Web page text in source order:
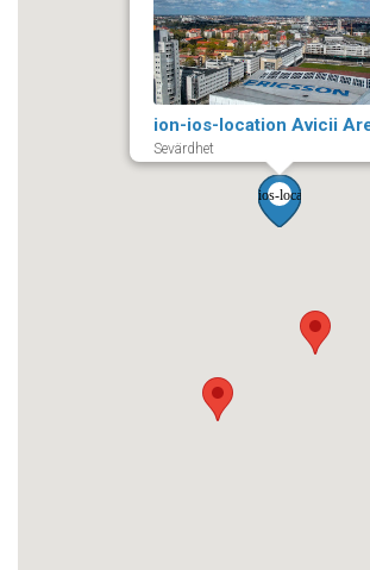
ion-ios-location Avicii
Sevärdhet